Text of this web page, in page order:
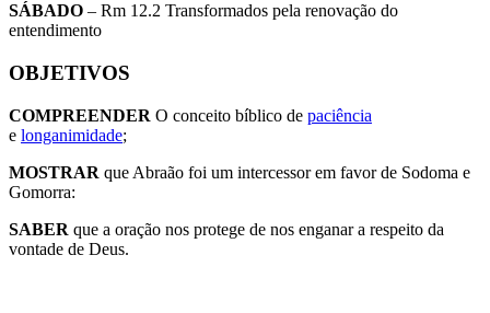
SÁBADO – Rm 12.2 Transformados pela renovação do
entendimento
OBJETIVOS
COMPREENDER O conceito bíblico de paciência
e longanimidade;
MOSTRAR que Abraão foi um intercessor em favor de Sodoma e
Gomorra:
SABER que a oração nos protege de nos enganar a respeito da
vontade de Deus.